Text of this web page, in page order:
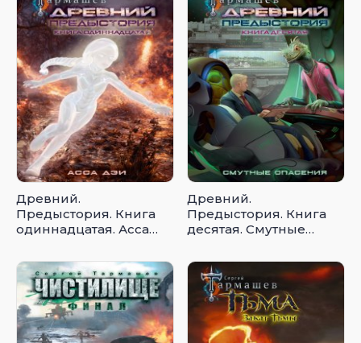
Древний.
Предыстория. Книга
одиннадцатая. Асса
Древний.
Предыстория. Книга
десятая. Смутные